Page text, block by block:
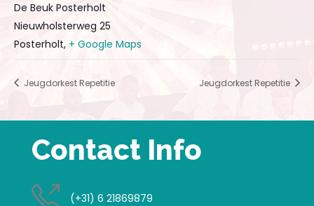
De Beuk Posterholt
Nieuwholsterweg 25
Posterholt, + Google Maps
Jeugdorkest Repetitie Jeugdorkest Repetitie
Contact Info
(+31) 6 21869879